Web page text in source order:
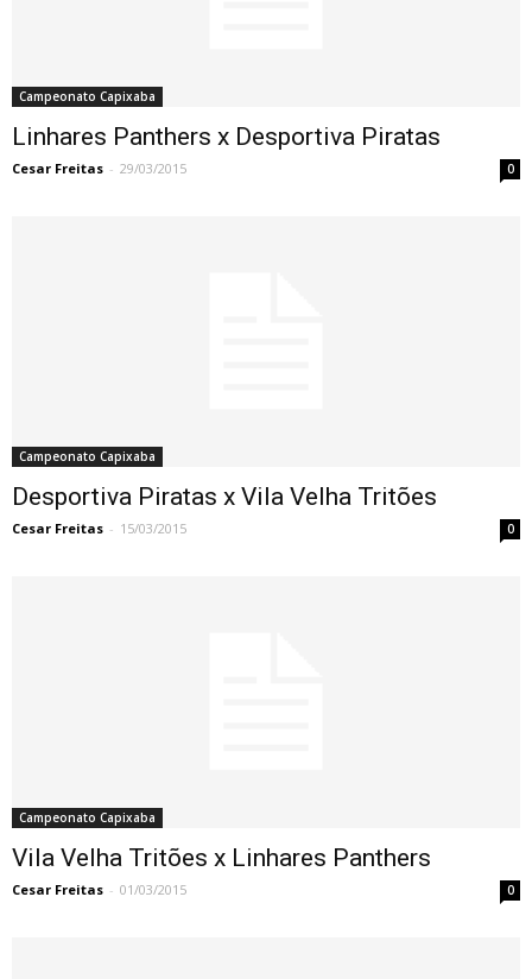
Campeonato Capixaba
Linhares Panthers x Desportiva Piratas
Cesar Freitas - 29/03/2015 0
Campeonato Capixaba
Desportiva Piratas x Vila Velha Tritões
Cesar Freitas - 15/03/2015 0
Campeonato Capixaba
Vila Velha Tritões x Linhares Panthers
Cesar Freitas - 01/03/2015 0